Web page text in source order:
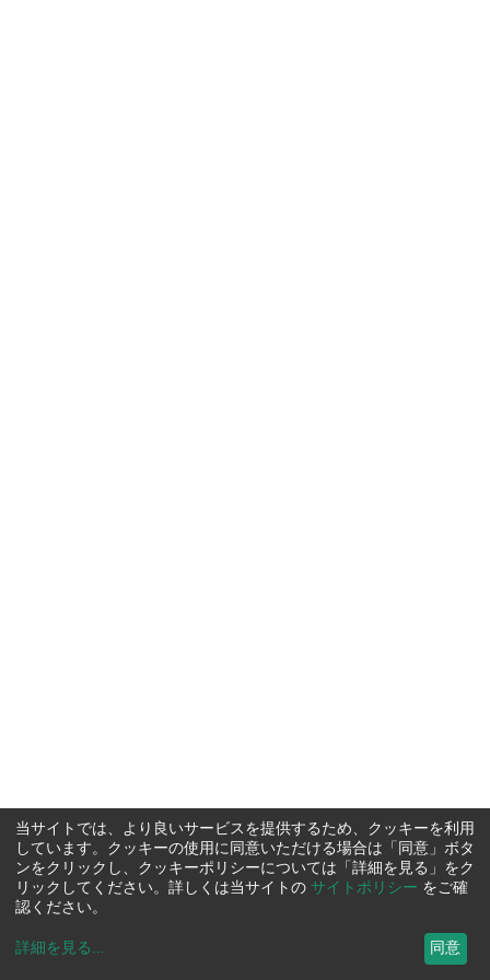
当サイトでは、より良いサービスを提供するため、クッキーを利用
しています。クッキーの使用に同意いただける場合は「同意」ボタ
ンをクリックし、クッキーポリシーについては「詳細を見る」をク
リックしてください。詳しくは当サイトの サイトポリシー をご確
認ください。
詳細を見る ... 同意